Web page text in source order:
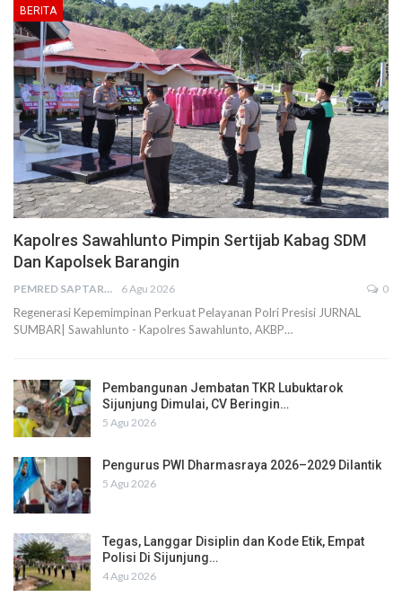
BERITA
Kapolres Sawahlunto Pimpin Sertijab Kabag SDM
Dan Kapolsek Barangin
PEMRED SAPTARIUS 6 Agu 2026 0
Regenerasi Kepemimpinan Perkuat Pelayanan Polri Presisi JURNAL
SUMBAR| Sawahlunto - Kapolres Sawahlunto, AKBP…
Pembangunan Jembatan TKR Lubuktarok
Sijunjung Dimulai, CV Beringin…
5 Agu 2026
Pengurus PWI Dharmasraya 2026–2029 Dilantik
5 Agu 2026
Tegas, Langgar Disiplin dan Kode Etik, Empat
Polisi Di Sijunjung…
4 Agu 2026